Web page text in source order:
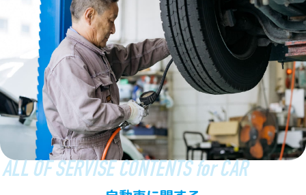
ALL OF SERVISE CONTENTS for CAR